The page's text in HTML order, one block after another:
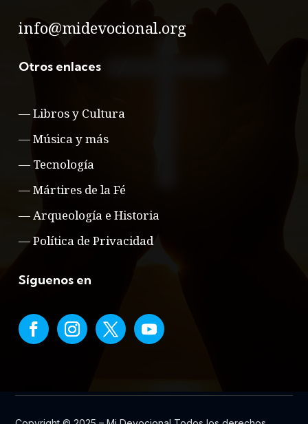
info@midevocional.org
Otros enlaces
—Libros y Cultura
—Música y más
— Tecnología
—Mártires de la Fé
—Arqueología e Historia
—Política de Privacidad
Síguenos en